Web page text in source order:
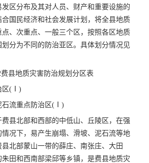
区分布及其对人员、财产和重要设施的
国民经济和社会发展计划，将全县地质
、次重点、一般三个区，按照各区地质
分为不同的防治亚区。具体划分情况见
费县地质灾害防治规划分区表
区(Ⅰ)
石流重点防治区(Ⅰ)
县北部和西部的中低山、丘陵区，在强
况下，易产生崩塌、滑坡、泥石流等地
北部蒙山一带的薛庄、南张庄、大田
田和西南部梁邱等乡镇，是费县地质灾